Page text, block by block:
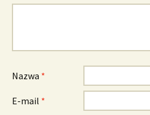
Nazwa *
E-mail *